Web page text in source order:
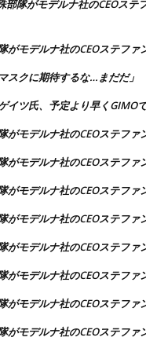
部隊がモデルナ社のCEOステ
がモデルナ社のCEOステファ
スクに期待するな…まだだ」
イツ氏、予定より早くGIMO
がモデルナ社のCEOステファ
がモデルナ社のCEOステファ
がモデルナ社のCEOステファ
がモデルナ社のCEOステファ
がモデルナ社のCEOステファ
がモデルナ社のCEOステファ
がモデルナ社のCEOステファ
がモデルナ社のCEOステファ